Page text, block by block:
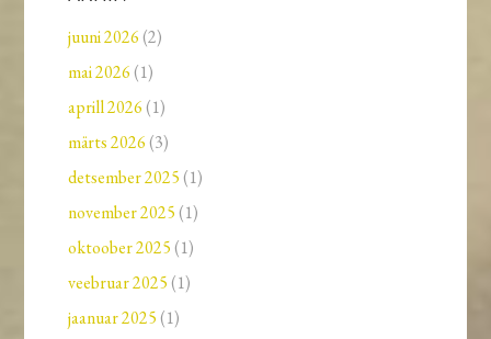
juuni 2026 (2)
mai 2026 (1)
aprill 2026 (1)
märts 2026 (3)
detsember 2025 (1)
november 2025 (1)
oktoober 2025 (1)
veebruar 2025 (1)
jaanuar 2025 (1)